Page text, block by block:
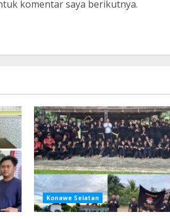
komentar saya berikutnya.
Konawe Selatan